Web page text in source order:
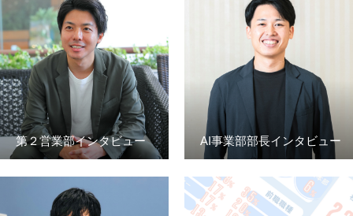
第２営業部インタビュー AI事業部部長インタビュー